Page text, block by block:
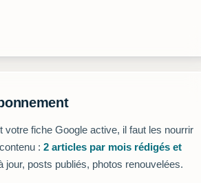
votre fiche Google active, il faut les nourrir
: 2 articles par mois rédigés et
jour, posts publiés, photos renouvelées.